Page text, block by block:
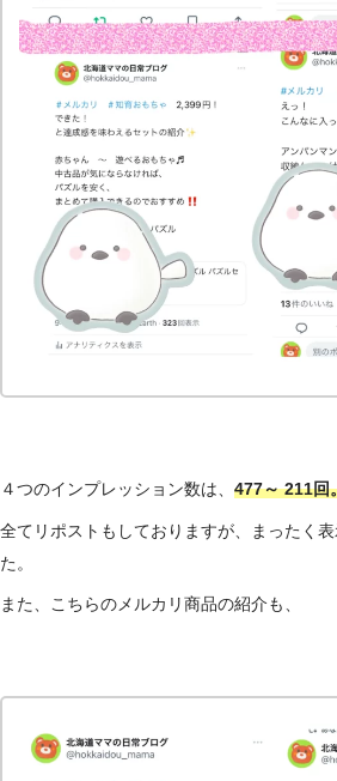
４つのインプレッション数は、 477～ 211回
全てリポストもしておりますが、まったく
た。
また、こちらのメルカリ商品の紹介も、